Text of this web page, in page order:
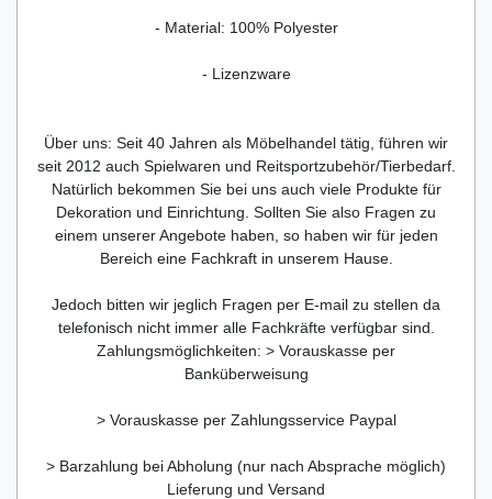
- Material: 100% Polyester
- Lizenzware
Über uns: Seit 40 Jahren als Möbelhandel tätig, führen wir
seit 2012 auch Spielwaren und Reitsportzubehör/Tierbedarf.
Natürlich bekommen Sie bei uns auch viele Produkte für
Dekoration und Einrichtung. Sollten Sie also Fragen zu
einem unserer Angebote haben, so haben wir für jeden
Bereich eine Fachkraft in unserem Hause.
Jedoch bitten wir jeglich Fragen per E-mail zu stellen da
telefonisch nicht immer alle Fachkräfte verfügbar sind.
Zahlungsmöglichkeiten: > Vorauskasse per
Banküberweisung
> Vorauskasse per Zahlungsservice Paypal
> Barzahlung bei Abholung (nur nach Absprache möglich)
Lieferung und Versand